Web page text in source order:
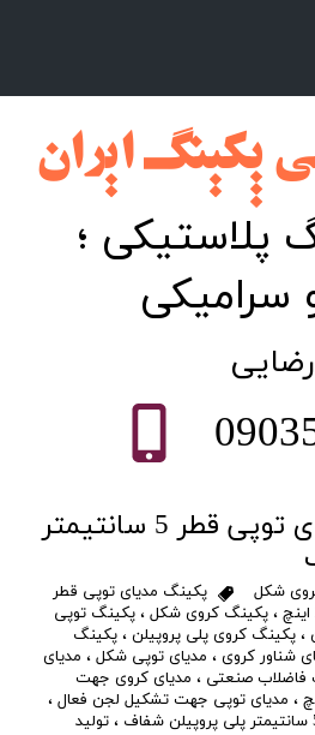
پکینگ ایران​​​​​​​​​​​​
پلاستیکی ؛
سرامیکی
تولید پکینگ مدیای توپی قطر 5 سانتیمتر
شکل
پکینگ مدیای توپی قطر
، پکینگ کروی شکل ، پکینگ توپی
، پکینگ کروی پلی پروپیلن ، پکینگ
شناور کروی ، مدیای توپی شکل ، مدیای
فاضلاب صنعتی ، مدیای کروی جهت
، مدیای توپی جهت تشکیل لجن فعال ،
، تولید